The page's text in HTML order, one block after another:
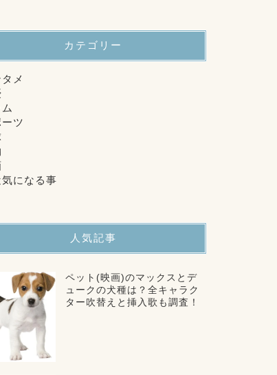
カテゴリー
メ
ツ
になる事
人気記事
ペット(映画)のマックスとデ
ュークの犬種は？全キャラク
ター吹替えと挿入歌も調査！